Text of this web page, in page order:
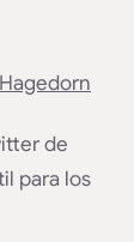
de
para los